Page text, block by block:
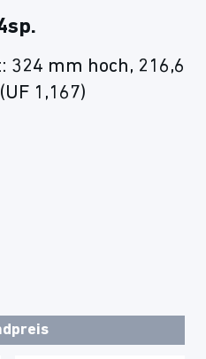
324 mm hoch, 216,6
1,167)